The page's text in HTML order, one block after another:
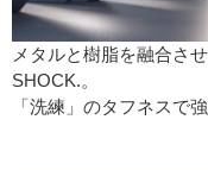
メタルと樹脂を融合さ
SHOCK.。
「洗練」のタフネスで